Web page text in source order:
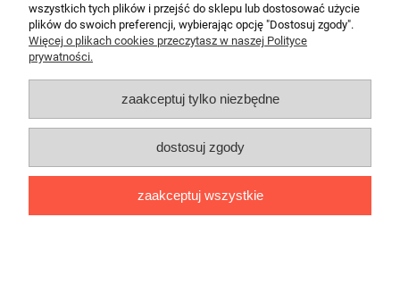
wszystkich tych plików i przejść do sklepu lub dostosować użycie
plików do swoich preferencji, wybierając opcję "Dostosuj zgody".
Więcej o plikach cookies przeczytasz w naszej Polityce
prywatności.
zaakceptuj tylko niezbędne
dostosuj zgody
zaakceptuj wszystkie